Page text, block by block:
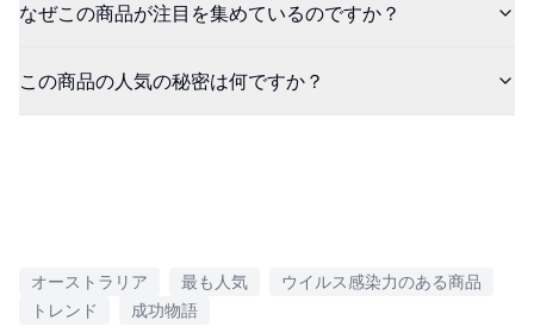
なぜこの商品が注目を集めているのですか？
この商品の人気の秘密は何ですか？
オーストラリア 最も人気
ウイルス感染力のある商品
トレンド
成功物語